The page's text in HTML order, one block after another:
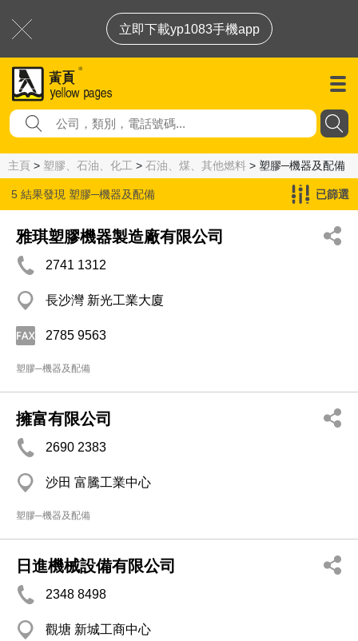
立即下載yp1083手機app
主頁 > 塑膠、石油、化工 > 石油、煤、其他燃料 > 塑膠─機器及配備
5 結果發現 塑膠─機器及配備 已篩選
雅琪塑膠機器製造廠有限公司
2741 1312
長沙灣 新光工業大廈
2785 9563
塑膠─機器及配備
擁富有限公司
2690 2383
沙田 富騰工業中心
塑膠─機器及配備
日進機械設備有限公司
2348 8498
觀塘 新城工商中心